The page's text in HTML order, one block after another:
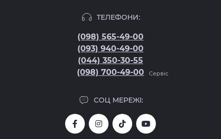
ТЕЛЕФОНИ:
(098) 565-49-00
(093) 940-49-00
(044) 350-30-55
(098) 700-49-00
Сервіс
СОЦ МЕРЕЖІ: